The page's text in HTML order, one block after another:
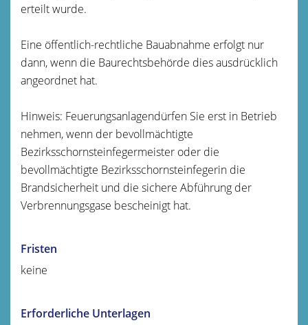
erteilt wurde.
Eine öffentlich-rechtliche Bauabnahme erfolgt nur
dann, wenn die Baurechtsbehörde dies ausdrücklich
angeordnet hat.
Hinweis: Feuerungsanlagendürfen Sie erst in Betrieb
nehmen, wenn der bevollmächtigte
Bezirksschornsteinfegermeister oder die
bevollmächtigte Bezirksschornsteinfegerin die
Brandsicherheit und die sichere Abführung der
Verbrennungsgase bescheinigt hat.
Fristen
keine
Erforderliche Unterlagen